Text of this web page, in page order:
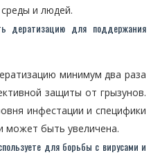
и людей.
дератизацию для поддержания
минимум два раза
защиты от грызунов.
инфестации и специфики
может быть увеличена.
для борьбы с вирусами и